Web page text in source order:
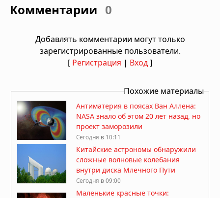
Комментарии 0
Добавлять комментарии могут только
зарегистрированные пользователи.
[ Регистрация | Вход]
Похожие материалы
Антиматерия в поясах Ван Аллена:
NASA знало об этом 20 лет назад, но
проект заморозили
Сегодня в 10:11
Китайские астрономы обнаружили
сложные волновые колебания
внутри диска Млечного Пути
Сегодня в 09:00
Маленькие красные точки: